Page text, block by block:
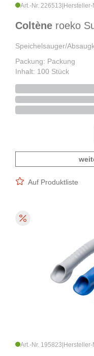
Art.-Nr. 226513
Coltène roeko
Speichelsauger/
Packung: Packung
Inhalt: 100 Stück
Auf Produktliste
Art.-Nr. 195823